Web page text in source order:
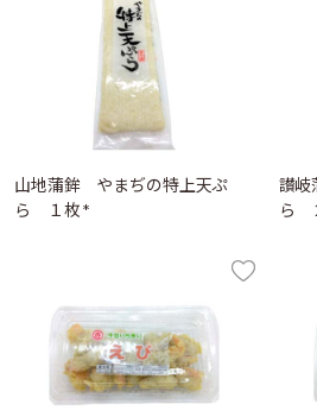
山地蒲鉾 やまぢの特上天ぷ
ら １枚 *
讃
ら